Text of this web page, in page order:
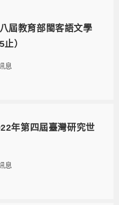
屆教育部閩客語文學
）
息
年第四屆臺灣研究世
息